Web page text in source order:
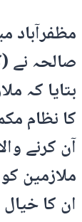
مظفرآباد
صالحہ نے
بتایا کہ
کا نظام
آن کرنے
ملازمین
ان کا